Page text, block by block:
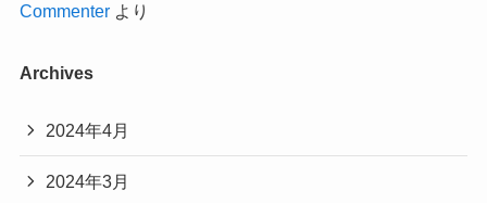
Commenterより
Archives
2024年4月
2024年3月